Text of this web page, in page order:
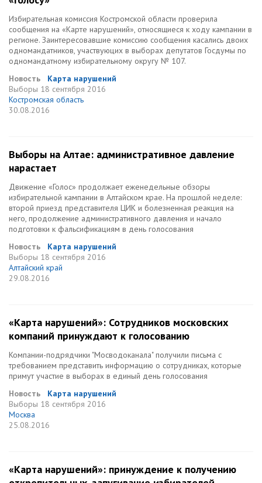
Избирательная комиссия Костромской области проверила
сообщения на «Карте нарушений», относящиеся к ходу кампании в
регионе. Заинтересовавшие комиссию сообщения касались двоих
одномандатников, участвуюцих в выборах депутатов Госдумы по
одномандатному избирательному округу № 107.
Новость
Карта нарушений
Выборы 18 сентября 2016
Костромская область
30.08.2016
Выборы на Алтае: административное давление
нарастает
Движение «Голос» продолжает еженедельные обзоры
избирательной кампании в Алтайском крае. На прошлой неделе:
второй приезд представителя ЦИК и болезненная реакция на
него, продолжение административного давления и начало
подготовки к фальсификациям в день голосования
Новость
Карта нарушений
Выборы 18 сентября 2016
Алтайский край
29.08.2016
«Карта нарушений»: Сотрудников московских
компаний принуждают к голосованию
Компании-подрядчики "Мосводоканала" получили письма с
требованием представить информацию о сотрудниках, которые
примут участие в выборах в единый день голосования
Новость
Карта нарушений
Выборы 18 сентября 2016
Москва
25.08.2016
«Карта нарушений»: принуждение к получению